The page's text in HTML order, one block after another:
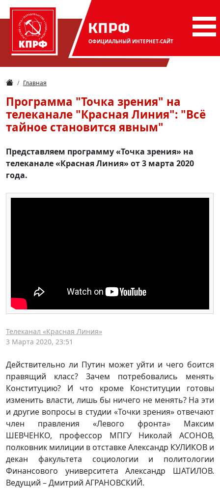
КПРФ
ОФИЦИАЛЬНЫЙ ИНТЕРНЕТ-САЙТ
Главная
Программа "Точка зрения" на
телеканале "Красная Линия": "Всё
тайное становится явным"
Представляем программу «Точка зрения» на
телеканале «Красная Линия» от 3 марта 2020
года.
Телеканал «Красная Линия»
3 Марта 2020, 23:51
Действительно ли Путин может уйти и чего боится
правящий класс? Зачем потребовались менять
Конституцию? И что кроме Конституции готовы
изменить власти, лишь бы ничего не менять? На эти
и другие вопросы в студии «Точки зрения» отвечают
член правления «Левого фронта» Максим
ШЕВЧЕНКО, профессор МПГУ Николай АСОНОВ,
полковник милиции в отставке Александр КУЛИКОВ и
декан факультета социологии и политологии
Финансового университета Александр ШАТИЛОВ.
Ведущий – Дмитрий АГРАНОВСКИЙ.